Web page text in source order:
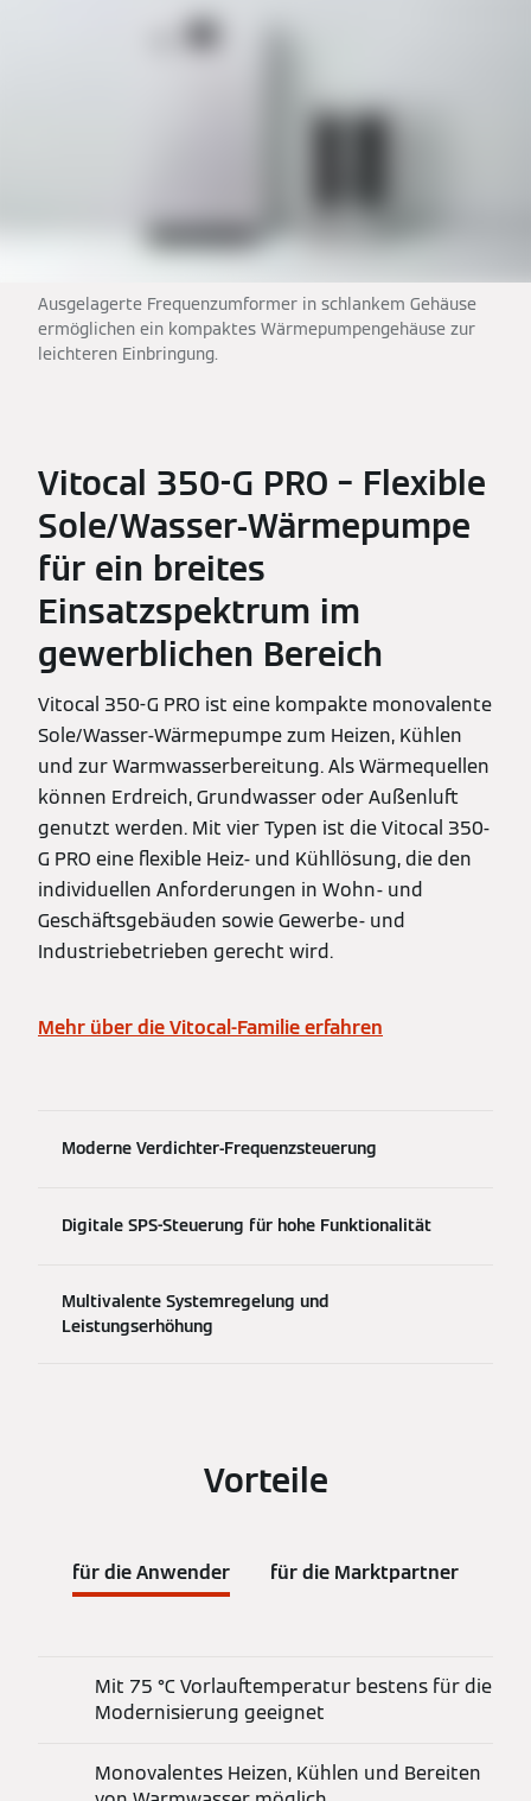
Ausgelagerte Frequenzumformer in schlankem Gehäuse
ermöglichen ein kompaktes Wärmepumpengehäuse zur
leichteren Einbringung.
Vitocal 350-G PRO – Flexible
Sole/Wasser-Wärmepumpe
für ein breites
Einsatzspektrum im
gewerblichen Bereich
Vitocal 350-G PRO ist eine kompakte monovalente
Sole/Wasser-Wärmepumpe zum Heizen, Kühlen
und zur Warmwasserbereitung. Als Wärmequellen
können Erdreich, Grundwasser oder Außenluft
genutzt werden. Mit vier Typen ist die Vitocal 350-
G PRO eine flexible Heiz- und Kühllösung, die den
individuellen Anforderungen in Wohn- und
Geschäftsgebäuden sowie Gewerbe- und
Industriebetrieben gerecht wird.
Mehr über die Vitocal-Familie erfahren
Moderne Verdichter-Frequenzsteuerung
Digitale SPS-Steuerung für hohe Funktionalität
Multivalente Systemregelung und
Leistungserhöhung
Vorteile
für die Anwender für die Marktpartner
Mit 75 °C Vorlauftemperatur bestens für die
Modernisierung geeignet
Monovalentes Heizen, Kühlen und Bereiten